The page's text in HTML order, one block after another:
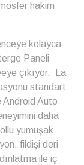
hakim
kolayca
Paneli
çıkıyor. La
standart
Android Auto
daha
yumuşak
fildişi deri
ile iç